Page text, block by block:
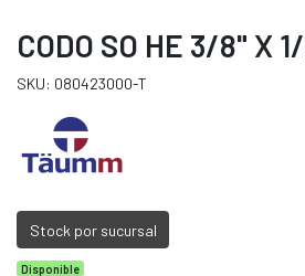
CODO SO HE 3/8" X
SKU: 080423000-T
Stock por sucursal
Disponible